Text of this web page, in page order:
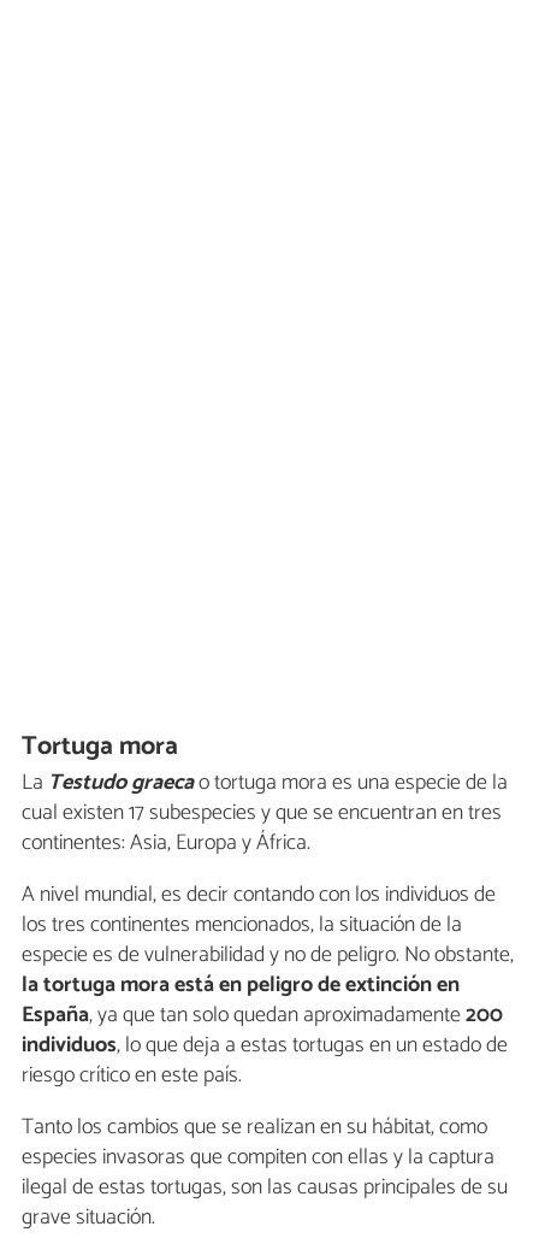
Tortuga mora
La Testudo graecao tortuga mora es una especie de la
cual existen 17 subespecies y que se encuentran en tres
continentes: Asia, Europa y África.
A nivel mundial, es decir contando con los individuos de
los tres continentes mencionados, la situación de la
especie es de vulnerabilidad y no de peligro. No obstante,
la tortuga mora está en peligro de extinción en
España, ya que tan solo quedan aproximadamente200
individuos, lo que deja a estas tortugas en un estado de
riesgo crítico en este país.
Tanto los cambios que se realizan en su hábitat, como
especies invasoras que compiten con ellas y la captura
ilegal de estas tortugas, son las causas principales de su
grave situación.